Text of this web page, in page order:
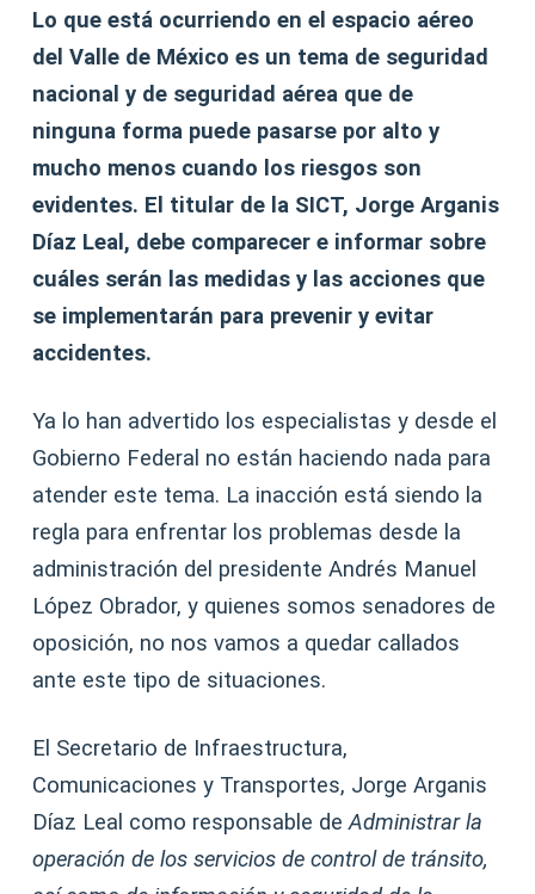
Lo que está ocurriendo en el espacio aéreo
del Valle de México es un tema de seguridad
nacional y de seguridad aérea que de
ninguna forma puede pasarse por alto y
mucho menos cuando los riesgos son
evidentes. El titular de la SICT, Jorge Arganis
Díaz Leal, debe comparecer e informar sobre
cuáles serán las medidas y las acciones que
se implementarán para prevenir y evitar
accidentes.
Ya lo han advertido los especialistas y desde el
Gobierno Federal no están haciendo nada para
atender este tema. La inacción está siendo la
regla para enfrentar los problemas desde la
administración del presidente Andrés Manuel
López Obrador, y quienes somos senadores de
oposición, no nos vamos a quedar callados
ante este tipo de situaciones.
El Secretario de Infraestructura,
Comunicaciones y Transportes, Jorge Arganis
Díaz Leal como responsable deAdministrar la
operación de los servicios de control de tránsito,